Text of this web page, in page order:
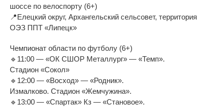
шоссе по велоспорту (6+)
📍Елецкий округ, Архангельский сельсовет, территория
ОЭЗ ППТ «Липецк»
Чемпионат области по футболу (6+)
🔹11:00 — «ОК СШОР Металлург» — «Темп».
Стадион «Сокол»
🔹12:00 — «Восход» — «Родник».
Измалково. Стадион «Жемчужина».
🔹13:00 — «Спартак» Кз — «Становое».